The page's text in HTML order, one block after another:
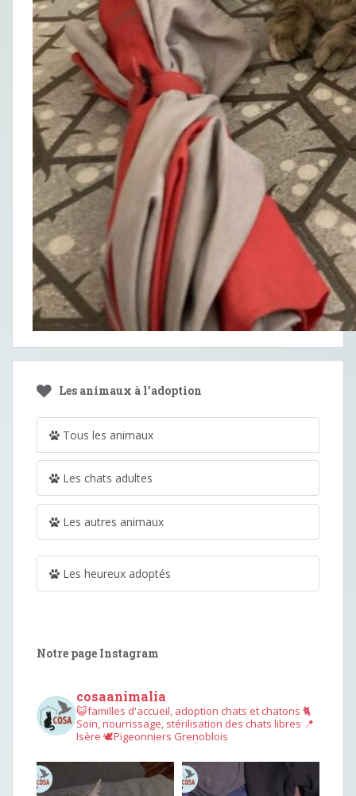
Les animaux à l’adoption
Tous les animaux
Les chats adultes
Les autres animaux
Les heureux adoptés
Notre page Instagram
cosaanimalia
😺familles d'accueil, adoption chats et chatons 🐈
Soin, nourrissage, stérilisation des chats libres 📍
Isère 🕊︎Pigeonniers Grenoblois